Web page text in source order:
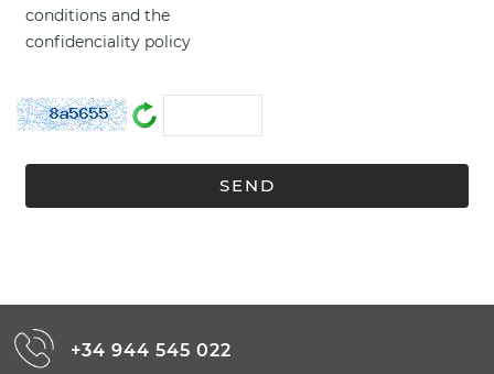
conditions and the
confidenciality policy
+34 944 545 022